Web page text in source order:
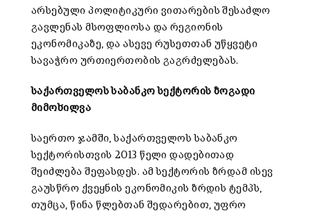
არსებული პოლიტიკური ვითარების შესაძლო
გავლენას მსოფლიოსა და რეგიონის
ეკონომიკაზე, და ასევე რუსეთთან უწყვეტი
სავაჭრო ურთიერთობის გაგრძელებას.
საქართველოს საბანკო სექტორის ზოგადი
მიმოხილვა
საერთო ჯამში, საქართველოს საბანკო
სექტორისთვის 2013 წელი დადებითად
შეიძლება შეფასდეს. ამ სექტორის ზრდამ ისევ
გაუსწრო ქვეყნის ეკონომიკის ზრდის ტემპს,
თუმცა, წინა წლებთან შედარებით, უფრო